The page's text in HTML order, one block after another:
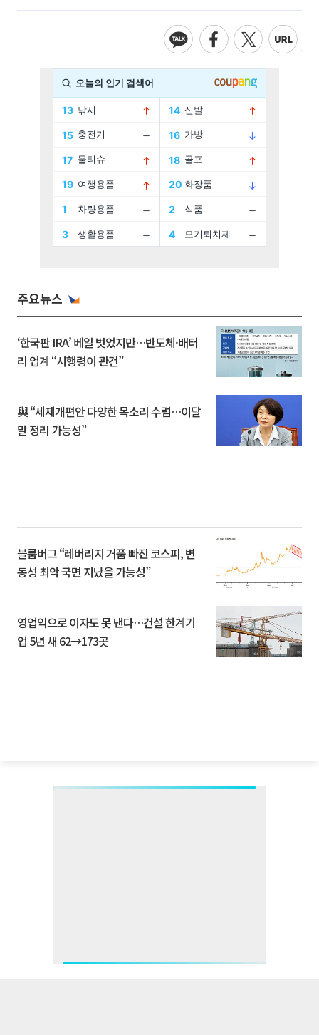
주요뉴스
‘한국판 IRA’ 베일 벗었지만…반도체·배터
리 업계 “시행령이 관건”
與 “세제개편안 다양한 목소리 수렴…이달
말 정리 가능성”
블룸버그 “레버리지 거품 빠진 코스피, 변
동성 최악 국면 지났을 가능성”
영업익으로 이자도 못 낸다…건설 한계기
업 5년 새 62→173곳